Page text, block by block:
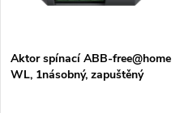
p
s
p
Aktor spínací ABB-free@home
WL, 1násobný, zapuštěný